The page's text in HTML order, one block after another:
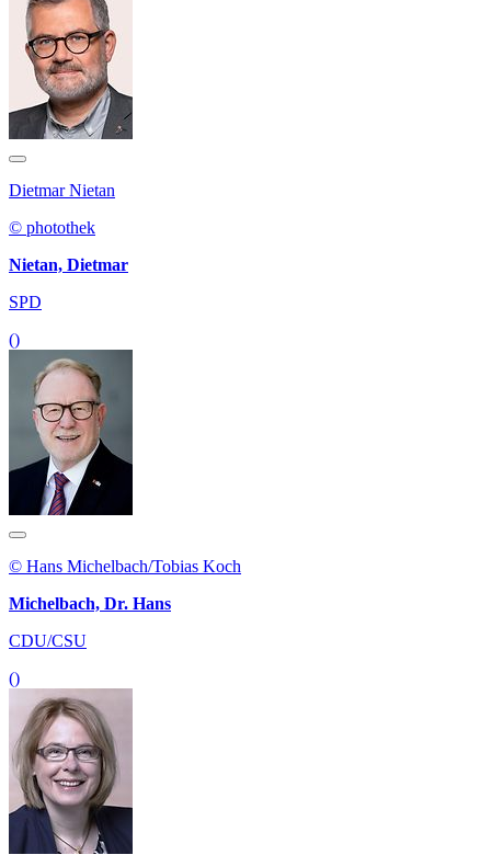
Dietmar Nietan
© photothek
Nietan, Dietmar
SPD
()
© Hans Michelbach/Tobias Koch
Michelbach, Dr. Hans
CDU/CSU
()